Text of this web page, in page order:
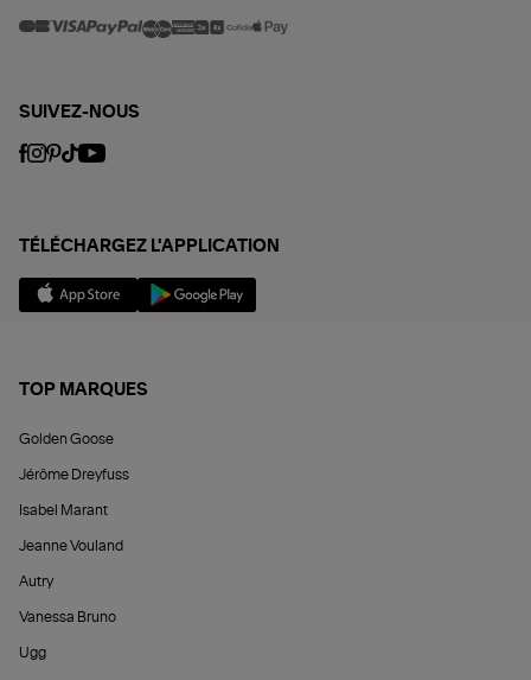
SUIVEZ-NOUS
TÉLÉCHARGEZ L'APPLICATION
TOP MARQUES
Golden Goose
Jérôme Dreyfuss
Isabel Marant
Jeanne Vouland
Autry
Vanessa Bruno
Ugg